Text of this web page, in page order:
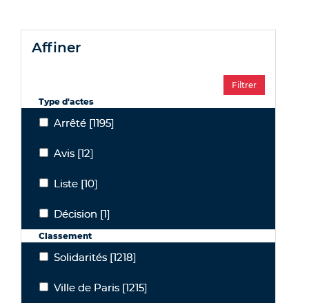
affiner
Type d'actes
ArrêtéArrêté [1195]
AvisAvis [12]
ListeListe [10]
Décision
Décision [1]
Classement
Solidarités
Solidarités [1218]
Ville de Paris
Ville de Paris [1215]